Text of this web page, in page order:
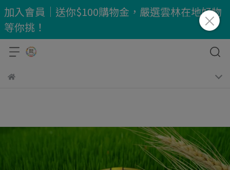
加入會員｜送你$100購物金，嚴選雲林在地好物
等你挑！